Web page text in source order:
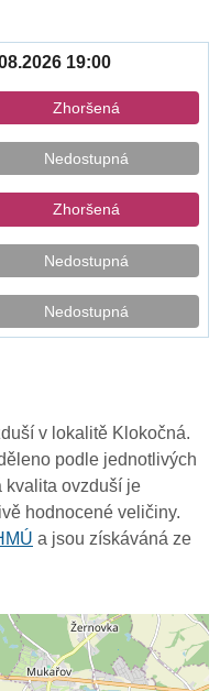
19:00
Zhoršená
Nedostupná
Zhoršená
Nedostupná
Nedostupná
v lokalitě Klokočná.
podle jednotlivých
kvalita ovzduší je
hodnocené veličiny.
a jsou získáváná ze